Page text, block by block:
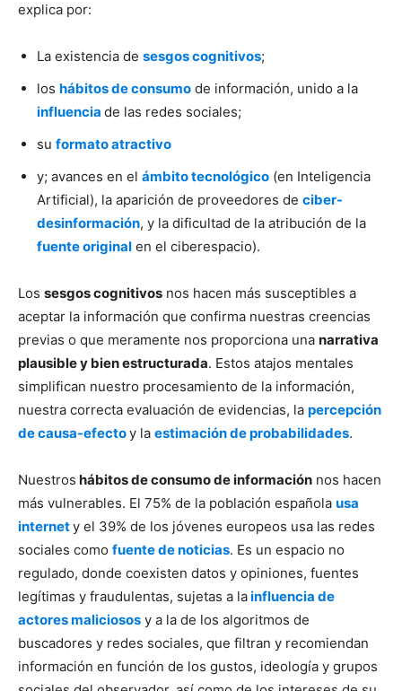
explica por:
La existencia de sesgos cognitivos;
los hábitos de consumo de información, unido a la
influencia de las redes sociales;
su formato atractivo
y; avances en el ámbito tecnológico (en Inteligencia
Artificial), la aparición de proveedores de ciber-
desinformación, y la dificultad de la atribución de la
fuente original en el ciberespacio).
Los sesgos cognitivos nos hacen más susceptibles a
aceptar la información que confirma nuestras creencias
previas o que meramente nos proporciona una narrativa
plausible y bien estructurada. Estos atajos mentales
simplifican nuestro procesamiento de la información,
nuestra correcta evaluación de evidencias, la percepción
de causa-efectoy la estimación de probabilidades.
Nuestros hábitos de consumo de información nos hacen
más vulnerables. El 75% de la población española usa
internety el 39% de los jóvenes europeos usa las redes
sociales como fuente de noticias. Es un espacio no
regulado, donde coexisten datos y opiniones, fuentes
legítimas y fraudulentas, sujetas a lainfluencia de
actores maliciosos y a la de los algoritmos de
buscadores y redes sociales, que filtran y recomiendan
información en función de los gustos, ideología y grupos